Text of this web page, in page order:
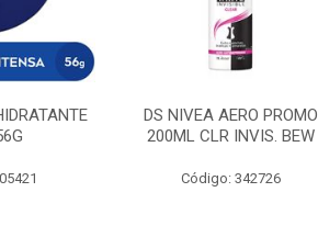
DS NIVEA AERO PROMO
200ML CLR INVIS. BEW
Código: 342726